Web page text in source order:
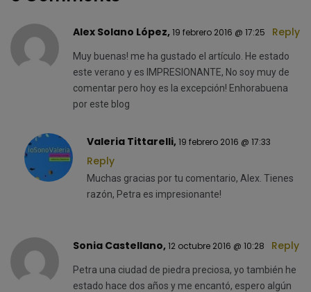
Alex Solano López,19 febrero 2016 @ 17:25 Reply
Muy buenas! me ha gustado el artículo. He estado
este verano y es IMPRESIONANTE, No soy muy de
comentar pero hoy es la excepción! Enhorabuena
por este blog
Valeria Tittarelli,19 febrero 2016 @ 17:33
Reply
Muchas gracias por tu comentario, Alex. Tienes
razón, Petra es impresionante!
Sonia Castellano,12 octubre 2016 @ 10:28 Reply
Petra una ciudad de piedra preciosa, yo también he
estado hace dos años y me encantó, espero algún